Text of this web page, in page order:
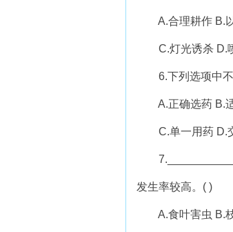
A.合理耕作 B.
C.灯光诱杀 D.
6.下列选项中不
A.正确选药 B.
C.单一用药 D.
7.____________
发生率较高。( )
A.食叶害虫 B.